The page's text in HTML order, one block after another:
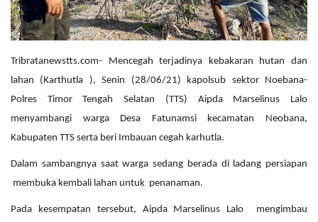
Tribratanewstts.com- Mencegah terjadinya kebakaran hutan dan
lahan (Karthutla ), Senin (28/06/21) kapolsub sektor Noebana-
Polres Timor Tengah Selatan (TTS) Aipda Marselinus Lalo
menyambangi warga Desa Fatunamsi kecamatan Neobana,
Kabupaten TTS serta beri Imbauan cegah karhutla.
Dalam sambangnya saat warga sedang berada di ladang persiapan
membuka kembali lahan untuk penanaman.
Pada kesempatan tersebut, Aipda Marselinus Lalo mengimbau